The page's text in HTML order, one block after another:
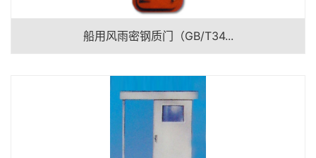
船用风雨密钢质门（GB/T34...